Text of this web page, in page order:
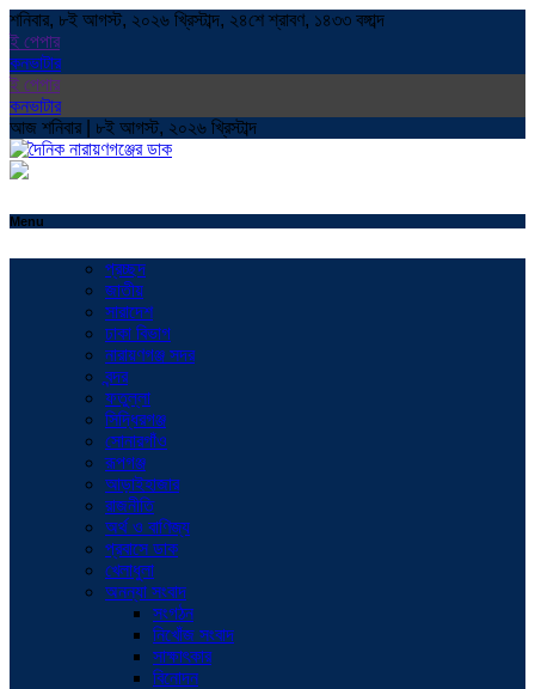
শনিবার, ৮ই আগস্ট, ২০২৬ খ্রিস্টাব্দ, ২৪শে শ্রাবণ, ১৪৩৩ বঙ্গাব্দ
ই পেপার
কনভাটার
ই পেপার
কনভাটার
আজ শনিবার | ৮ই আগস্ট, ২০২৬ খ্রিস্টাব্দ
Menu
প্রচ্ছদ
জাতীয়
সারাদেশ
ঢাকা বিভাগ
নারায়ণগঞ্জ সদর
বন্দর
ফতুল্লা
সিদ্ধিরগঞ্জ
সোনারগাঁও
রূপগঞ্জ
আড়াইহাজার
রাজনীতি
অর্থ ও বাণিজ্য
প্রবাসে ডাক
খেলাধুলা
অনন্যা সংবাদ
সংগঠন
নিখোঁজ সংবাদ
সাক্ষাৎকার
বিনোদন